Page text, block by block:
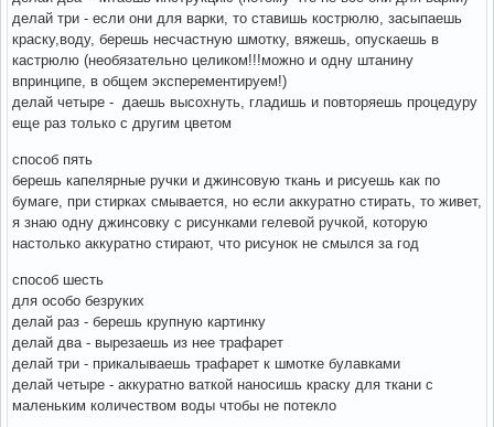
делай три - если они для варки, то ставишь кострюлю, засыпаешь
краску,воду, берешь несчастную шмотку, вяжешь, опускаешь в
кастрюлю (необязательно целиком!!!можно и одну штанину
впринципе, в общем эксперементируем!)
делай четыре - даешь высохнуть, гладишь и повторяешь процедуру
еще раз только с другим цветом
способ пять
берешь капелярные ручки и джинсовую ткань и рисуешь как по
бумаге, при стирках смывается, но если аккуратно стирать, то живет,
я знаю одну джинсовку с рисунками гелевой ручкой, которую
настолько аккуратно стирают, что рисунок не смылся за год
способ шесть
для особо безруких
делай раз - берешь крупную картинку
делай два - вырезаешь из нее трафарет
делай три - прикалываешь трафарет к шмотке булавками
делай четыре - аккуратно ваткой наносишь краску для ткани с
маленьким количеством воды чтобы не потекло